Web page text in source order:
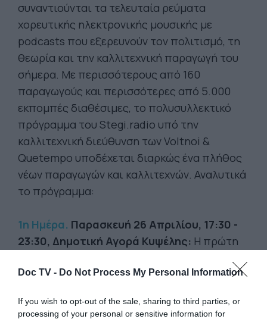
Doc TV - Do Not Process My Personal Information
If you wish to opt-out of the sale, sharing to third parties, or
processing of your personal or sensitive information for
συναντιούνται τα τελευταία ρεύματα
χορευτικής ηλεκτρονικής μουσικής με
podcasts που εξερευνούν τον πολιτισμό, τη
θεωρία και την καλλιτεχνική παραγωγή του
σήμερα. Με περισσότερους από 160
παραγωγούς και περισσότερες από 5.000
εκπομπές διαθέσιμες, το πολυσυλλεκτικό
πρόγραμμα του Stegi.radio υπό την
καλλιτεχνική διεύθυνση των Voltnoi &
Quetempo υποδέχεται διαρκώς ένα πλήθος
νέων παραγωγών και καλλιτεχνών. Αναλυτικά
το πρόγραμμα:
1η Ημέρα. Παρασκευή 26 Απριλίου, 17:30 -
23:30, Δημοτική Αγορά Κυψέλης: Η πρώτη
στην καρδιά της Κυψέλης, φέρνοντας μια
μουσικό γεγονός της πόλης.